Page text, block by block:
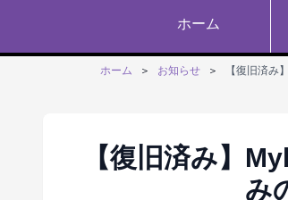
ホーム
ホーム ＞ お知らせ ＞ 【復旧済み
【復旧済み】
み